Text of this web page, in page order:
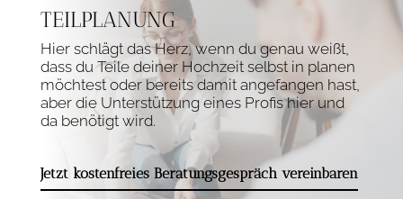
TEILPLANUNG
Hier schlägt das Herz, wenn du genau weißt,
dass du Teile deiner Hochzeit selbst in planen
möchtest oder bereits damit angefangen hast,
aber die Unterstützung eines Profis hier und
da benötigt wird.
Jetzt kostenfreies Beratungsgespräch vereinbaren